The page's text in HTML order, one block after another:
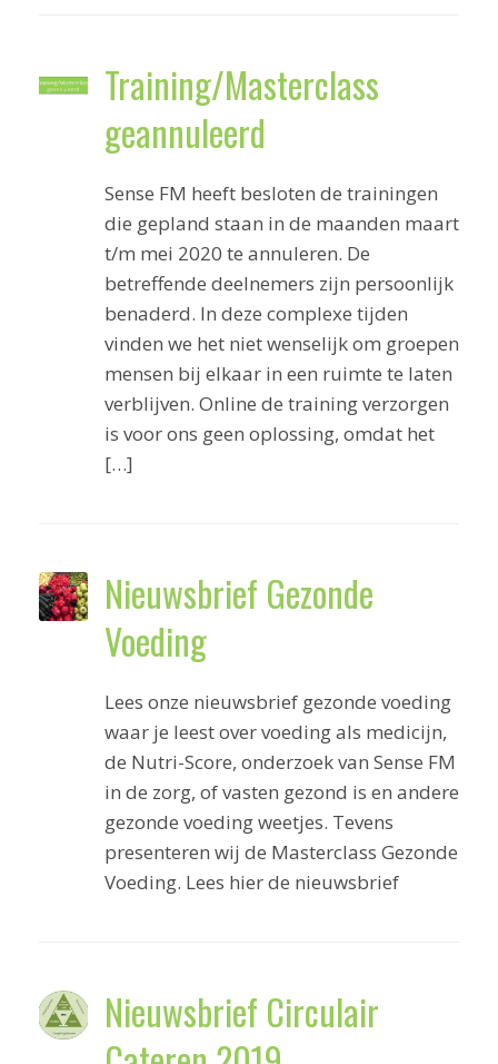
Training/Masterclass
geannuleerd
Sense FM heeft besloten de trainingen
die gepland staan in de maanden maart
t/m mei 2020 te annuleren. De
betreffende deelnemers zijn persoonlijk
benaderd. In deze complexe tijden
vinden we het niet wenselijk om groepen
mensen bij elkaar in een ruimte te laten
verblijven. Online de training verzorgen
is voor ons geen oplossing, omdat het
[…]
Nieuwsbrief Gezonde
Voeding
Lees onze nieuwsbrief gezonde voeding
waar je leest over voeding als medicijn,
de Nutri-Score, onderzoek van Sense FM
in de zorg, of vasten gezond is en andere
gezonde voeding weetjes. Tevens
presenteren wij de Masterclass Gezonde
Voeding. Lees hier de nieuwsbrief
Nieuwsbrief Circulair